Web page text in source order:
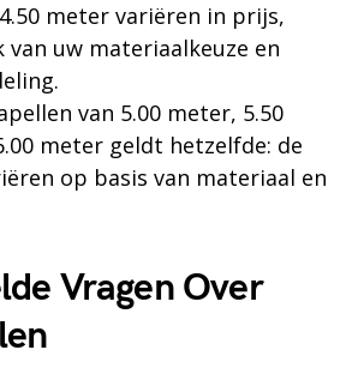
meter variëren in prijs,
van uw materiaalkeuze en
van 5.00 meter, 5.50
meter geldt hetzelfde: de
op basis van materiaal en
Vragen Over